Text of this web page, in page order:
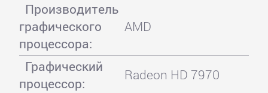
Производитель
графического
процессора:
AMD
Графический
процессор:
Radeon HD 7970